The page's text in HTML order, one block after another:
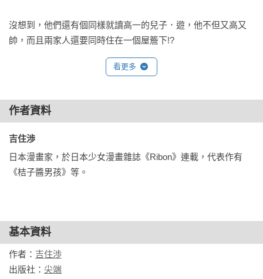
沒想到，他們還有個同樣就讀高一的兒子．遊，他不但又高又
帥，而且兩家人還要同時住在一個屋簷下!?
今天開始戶籍上毫無關係的4個人，以及他們各自的兒女，將成
如桔子醬般酸酸甜甜，時而搞笑、時而認真的校園戀愛漫畫，
就此登場!!
※包裝外箱僅供運送，並非商品一部分，若運送過程中受損，
將無法更換。
看更多
作者資料
吉住渉
日本漫畫家，於日本少女漫畫雜誌《Ribon》連載，代表作有
《桔子醬男孩》等。
基本資料
作者： 吉住渉
出版社： 尖端